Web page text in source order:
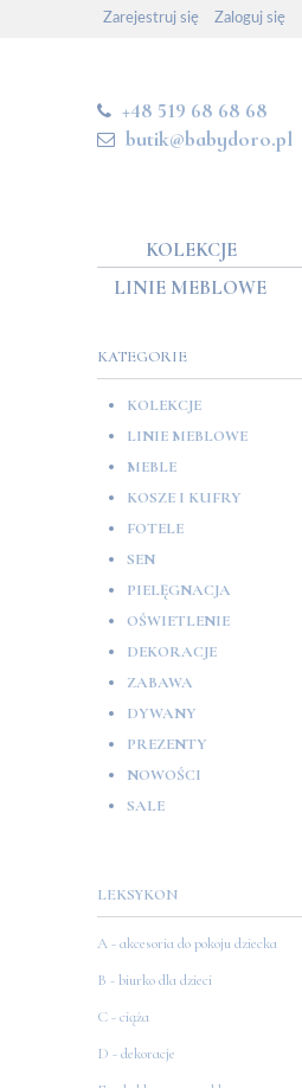
Zarejestruj się Zaloguj się
+48 519 68 68 68
butik@babydoro.pl
KOLEKCJE
LINIE MEBLOWE
KATEGORIE
KOLEKCJE
LINIE MEBLOWE
MEBLE
KOSZE I KUFRY
FOTELE
SEN
PIELĘGNACJA
OŚWIETLENIE
DEKORACJE
ZABAWA
DYWANY
PREZENTY
NOWOŚCI
SALE
LEKSYKON
A - akcesoria do pokoju dziecka
B - biurko dla dzieci
C - ciąża
D - dekoracje